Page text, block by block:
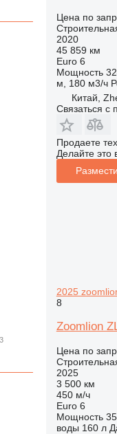
Цена по
2020
45 859 км
Euro 6
Мощность
м, 180 м3/ч
Китай,
Связаться с
Продаете
Делайте это
2025
8
Zoomlion
Цена по
2025
3 500 км
450 м/ч
Euro 6
Мощность
воды 160 л